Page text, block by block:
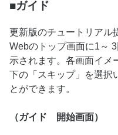
■ガイド
更新版のチュートリア
Webのトップ画面に1～
示されます。各画面イメ
下の「スキップ」を選択
とができます。
（ガイド 開始画面）